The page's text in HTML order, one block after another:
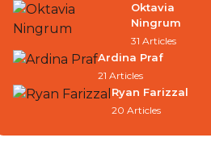
Oktavia
Ningrum
31 Articles
Ardina Praf
21 Articles
Ryan Farizzal
20 Articles